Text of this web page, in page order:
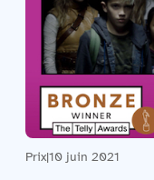
Prix|10 juin 2021